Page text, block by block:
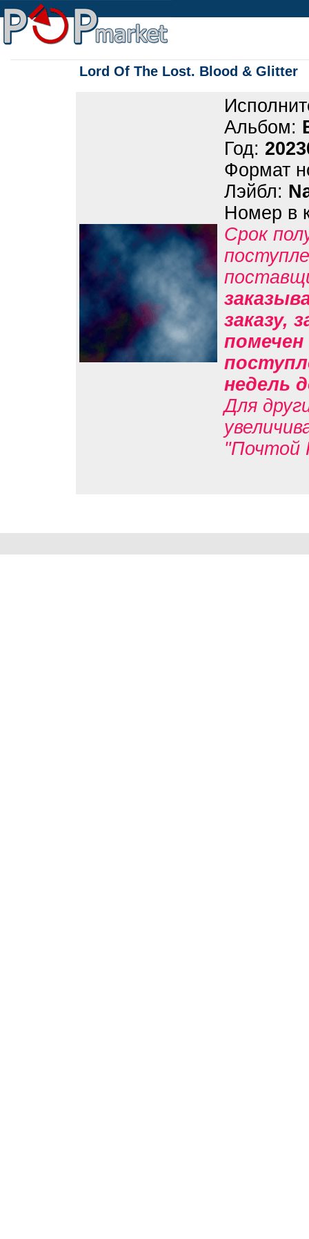
Lord Of The Lost. Blood & Glitter
Альбом:
Год:
Формат
Лэйбл:
Номер в
Срок
заказу,
помечен
недель
Для
"Почтой